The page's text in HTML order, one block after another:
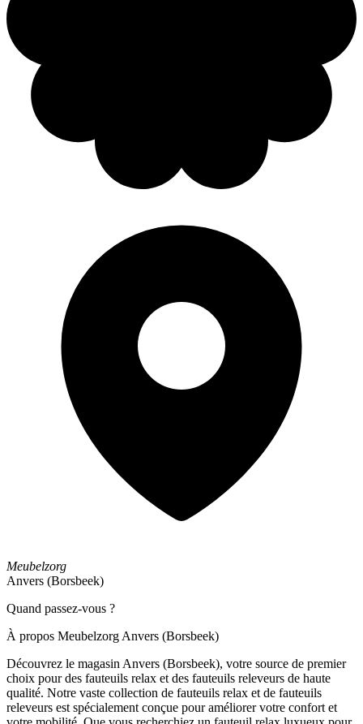
Meubelzorg
Anvers (Borsbeek)
Quand passez-vous ?
À propos Meubelzorg Anvers (Borsbeek)
Découvrez le magasin Anvers (Borsbeek), votre source de premier
choix pour des fauteuils relax et des fauteuils releveurs de haute
qualité. Notre vaste collection de fauteuils relax et de fauteuils
releveurs est spécialement conçue pour améliorer votre confort et